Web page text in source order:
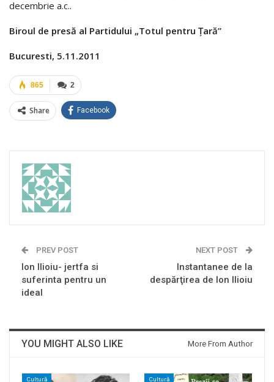
decembrie a.c..
Biroul de presă al Partidului „Totul pentru Țară”
Bucuresti, 5.11.2011
2
865
Share Facebook
PREV POST
Ion Ilioiu- jertfa si
suferinta pentru un
ideal
NEXT POST
Instantanee de la
despărţirea de Ion Ilioiu
YOU MIGHT ALSO LIKE More From Author
Cultură Cultură